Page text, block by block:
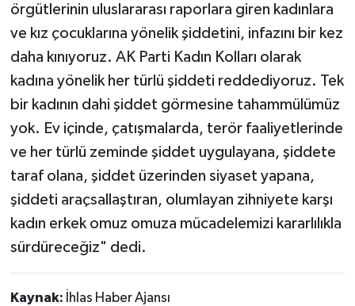
örgütlerinin uluslararası raporlara giren kadınlara
ve kız çocuklarına yönelik şiddetini, infazını bir kez
daha kınıyoruz. AK Parti Kadın Kolları olarak
kadına yönelik her türlü şiddeti reddediyoruz. Tek
bir kadının dahi şiddet görmesine tahammülümüz
yok. Ev içinde, çatışmalarda, terör faaliyetlerinde
ve her türlü zeminde şiddet uygulayana, şiddete
taraf olana, şiddet üzerinden siyaset yapana,
şiddeti araçsallaştıran, olumlayan zihniyete karşı
kadın erkek omuz omuza mücadelemizi kararlılıkla
sürdüreceğiz" dedi.
Kaynak: İhlas Haber Ajansı